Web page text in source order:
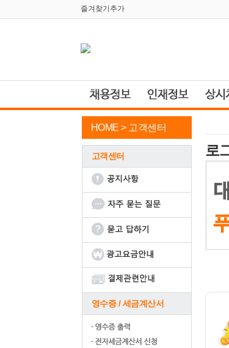
즐겨찾기추가
HOME > 고객센터
고객센터
영수증 / 세금계산서
로